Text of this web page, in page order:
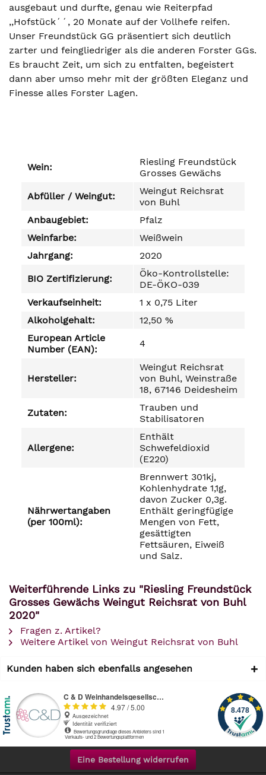
ausgebaut und durfte, genau wie Reiterpfad
,,Hofstück´´, 20 Monate auf der Vollhefe reifen.
Unser Freundstück GG präsentiert sich deutlich
zarter und feingliedriger als die anderen Forster GGs.
Es braucht Zeit, um sich zu entfalten, begeistert
dann aber umso mehr mit der größten Eleganz und
Finesse alles Forster Lagen.
Wein:
Riesling Freundstück
Grosses Gewächs
Abfüller / Weingut:
Weingut Reichsrat
von Buhl
Anbaugebiet:
Pfalz
Weinfarbe:
Weißwein
Jahrgang:
2020
BIO Zertifizierung:
Öko-Kontrollstelle:
DE-ÖKO-039
Verkaufseinheit:
1 x 0,75 Liter
Alkoholgehalt:
12,50 %
European Article
Number (EAN):
4
Hersteller:
Weingut Reichsrat
von Buhl, Weinstraße
18, 67146 Deidesheim
Zutaten:
Trauben und
Stabilisatoren
Allergene:
Enthält
Schwefeldioxid
(E220)
Nährwertangaben
(per 100ml):
Brennwert 301kj,
Kohlenhydrate 1,1g,
davon Zucker 0,3g.
Enthält geringfügige
Mengen von Fett,
gesättigten
Fettsäuren, Eiweiß
und Salz.
Weiterführende Links zu "Riesling Freundstück
Grosses Gewächs Weingut Reichsrat von Buhl
2020"
Fragen z. Artikel?
Weitere Artikel von Weingut Reichsrat von Buhl
Kunden haben sich ebenfalls angesehen
Eine Bestellung widerrufen